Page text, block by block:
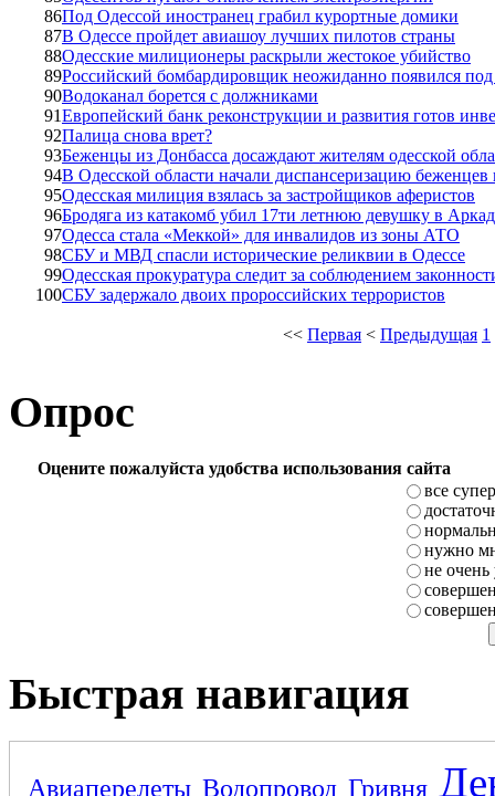
86Под Одессой иностранец грабил курортные домики
87В Одессе пройдет авиашоу лучших пилотов страны
88Одесские милиционеры раскрыли жестокое убийство
89Российский бомбардировщик неожиданно появился
90Водоканал борется с должниками
91Европейский банк реконструкции и развития готов
92Палица снова врет?
93Беженцы из Донбасса досаждают жителям одесской
94В Одесской области начали диспансеризацию
95Одесская милиция взялась за застройщиков аферистов
96Бродяга из катакомб убил 17ти летнюю девушку в
97Одесса стала «Меккой» для инвалидов из зоны АТО
98СБУ и МВД спасли исторические реликвии в Одессе
99Одесская прокуратура следит за соблюдением
100СБУ задержало двоих пророссийских террористов
<< Первая < Предыдущая 1
Опрос
Оцените пожалуйста удобства использования сайта
все супер
нужно
не очень
Быстрая навигация
Авиаперелеты Водопровод Гривня